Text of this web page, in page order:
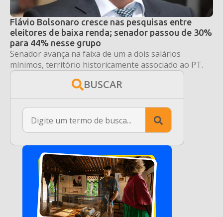
Flávio Bolsonaro cresce nas pesquisas entre
eleitores de baixa renda; senador passou de 30%
para 44% nesse grupo
Senador avança na faixa de um a dois salários
mínimos, território historicamente associado ao PT.
BUSCAR
Search
for: